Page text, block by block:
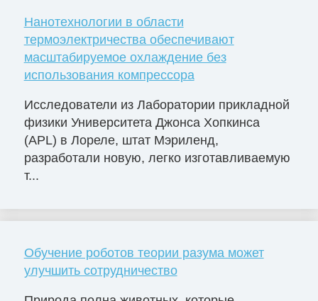
Нанотехнологии в области
термоэлектричества обеспечивают
масштабируемое охлаждение без
использования компрессора
Исследователи из Лаборатории прикладной
физики Университета Джонса Хопкинса
(APL) в Лореле, штат Мэриленд,
разработали новую, легко изготавливаемую
т...
Обучение роботов теории разума может
улучшить сотрудничество